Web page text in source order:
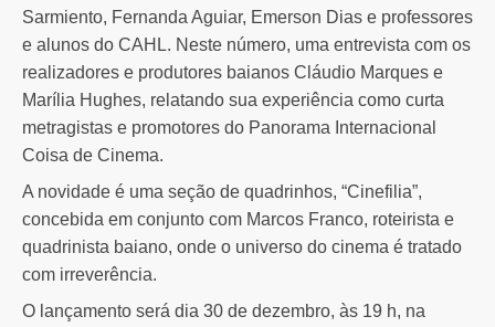
Sarmiento, Fernanda Aguiar, Emerson Dias e professores
e alunos do CAHL. Neste número, uma entrevista com os
realizadores e produtores baianos Cláudio Marques e
Marília Hughes, relatando sua experiência como curta
metragistas e promotores do Panorama Internacional
Coisa de Cinema.
A novidade é uma seção de quadrinhos, “Cinefilia”,
concebida em conjunto com Marcos Franco, roteirista e
quadrinista baiano, onde o universo do cinema é tratado
com irreverência.
O lançamento será dia 30 de dezembro, às 19 h, na